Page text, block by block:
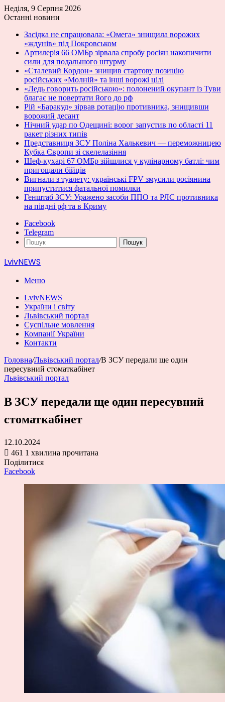
Неділя, 9 Серпня 2026
Останні новини
Засідка не спрацювала: «Омега» знищила ворожих
«ждунів» під Покровськом
Артилерія 66 ОМБр зірвала спробу росіян накопичити
сили для подальшого штурму
«Сталевий Кордон» знищив стартову позицію
російських «Молній» та інші ворожі цілі
«Ледь говорить російською»: полонений окупант із Туви
благає не повертати його до рф
Рій «Баракуд» зірвав ротацію противника, знищивши
ворожий десант
Нічний удар по Одещині: ворог запустив по області 11
ракет різних типів
Представниця ЗСУ Поліна Халькевич — переможницею
Кубка Європи зі скелелазіння
Шеф-кухарі 67 ОМБр зійшлися у кулінарному батлі: чим
пригощали бійців
Вигнали з туалету: українські FPV змусили росіянина
припуститися фатальної помилки
Генштаб ЗСУ: Уражено засоби ППО та РЛС противника
на півдні рф та в Криму
Facebook
Telegram
Пошук
LvivNEWS
Меню
LvivNEWS
України і світу
Львівський портал
Суспільне мовлення
Компанії України
Контакти
Головна/Львівський портал/В ЗСУ передали ще один
пересувний стоматкабінет
Львівський портал
В ЗСУ передали ще один пересувний
стоматкабінет
12.10.2024
461 1 хвилина прочитана
Поділитися
Facebook